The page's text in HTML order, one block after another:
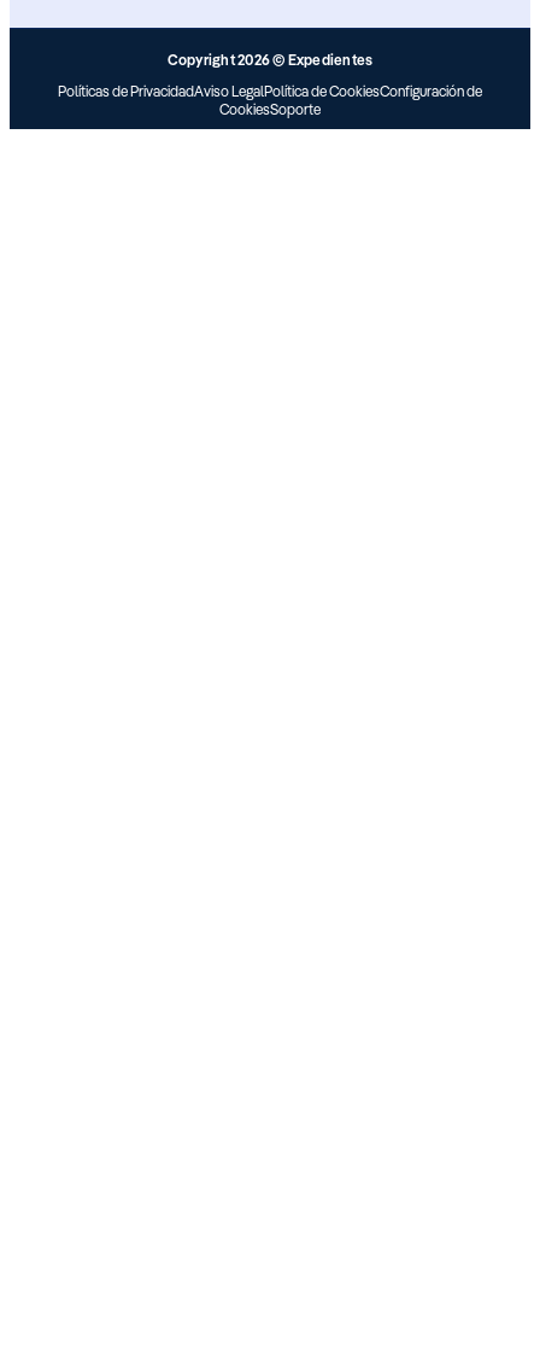
Copyright 2026 © Expedientes
Políticas de PrivacidadAviso LegalPolítica de CookiesConfiguración de
CookiesSoporte